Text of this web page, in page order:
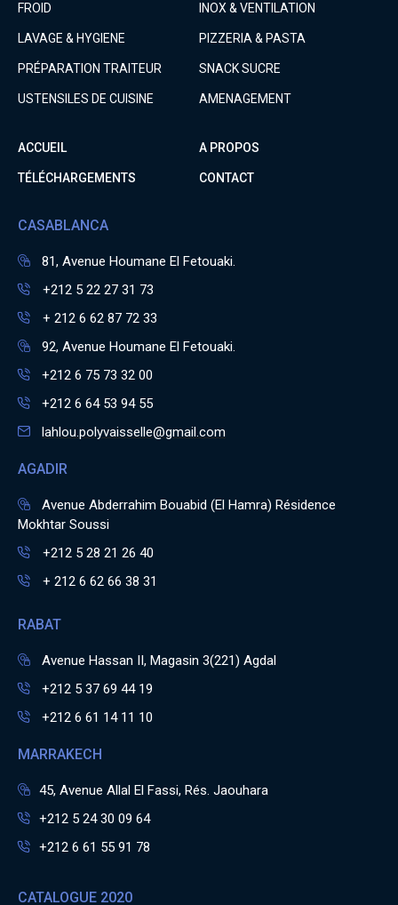
FROID INOX & VENTILATION
LAVAGE & HYGIENE PIZZERIA & PASTA
PRÉPARATION TRAITEUR SNACK SUCRE
USTENSILES DE CUISINE AMENAGEMENT
ACCUEIL A PROPOS
TÉLÉCHARGEMENTS CONTACT
CASABLANCA
81, Avenue Houmane El Fetouaki.
+212 5 22 27 31 73
+ 212 6 62 87 72 33
92, Avenue Houmane El Fetouaki.
+212 6 75 73 32 00
+212 6 64 53 94 55
lahlou.polyvaisselle@gmail.com
AGADIR
Avenue Abderrahim Bouabid (El Hamra) Résidence
Mokhtar Soussi
+212 5 28 21 26 40
+ 212 6 62 66 38 31
RABAT
Avenue Hassan II, Magasin 3(221) Agdal
+212 5 37 69 44 19
+212 6 61 14 11 10
MARRAKECH
45, Avenue Allal El Fassi, Rés. Jaouhara
+212 5 24 30 09 64
+212 6 61 55 91 78
CATALOGUE 2020